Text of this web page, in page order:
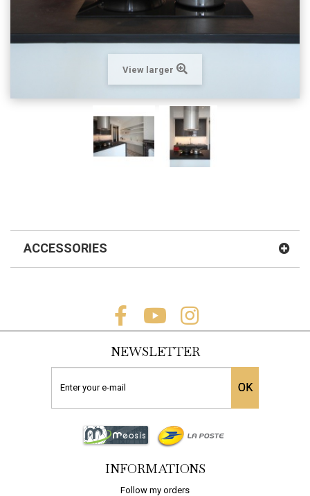
View larger
ACCESSORIES
PROTECT C PIERRE,...
29,65 €
COMMANDER
NEWSLETTER
OK
INFORMATIONS
Follow my orders